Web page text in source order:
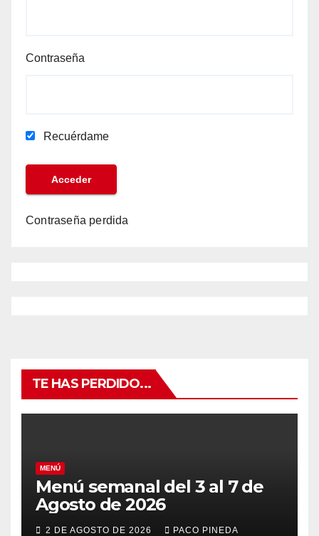
Contraseña
Recuérdame
Contraseña perdida
TE HAS PERDIDO...
MENÚ
Menú semanal del 3 al 7 de
Agosto de 2026
2 DE AGOSTO DE 2026 PACO PINEDA